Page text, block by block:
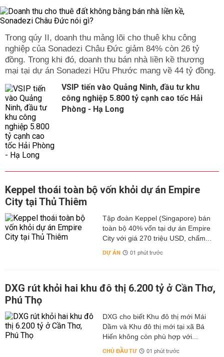
Trong qúy II, doanh thu mảng lõi cho thuê khu công
nghiệp của Sonadezi Châu Đức giảm 84% còn 26 tỷ
đồng. Trong khi đó, doanh thu bán nhà liền kề thương
mại tại dự án Sonadezi Hữu Phước mang về 44 tỷ đồng.
VSIP tiến vào Quảng Ninh, đầu tư khu
công nghiệp 5.800 tỷ cạnh cao tốc Hải
Phòng - Hạ Long
Keppel thoái toàn bộ vốn khỏi dự án Empire
City tại Thủ Thiêm
Tập đoàn Keppel (Singapore) bán
toàn bộ 40% vốn tại dự án Empire
City với giá 270 triệu USD, chấm...
DỰ ÁN 01 phút trước
DXG rút khỏi hai khu đô thị 6.200 tỷ ở Cần Thơ,
Phú Thọ
DXG cho biết Khu đô thị mới Mái
Dầm và Khu đô thị mới tại xã Bá
Hiến không còn phù hợp với...
CHỦ ĐẦU TƯ 01 phút trước